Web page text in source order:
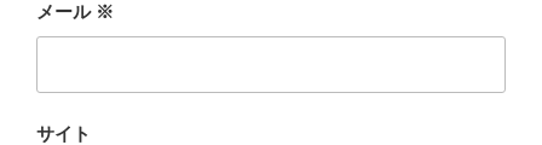
メール ※
サイト